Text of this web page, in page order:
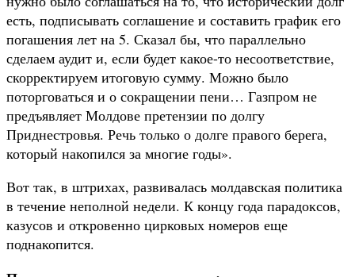
есть, подписывать соглашение и составить график его
погашения лет на 5. Сказал бы, что параллельно
сделаем аудит и, если будет какое-то несоответствие,
скорректируем итоговую сумму. Можно было
поторговаться и о сокращении пени… Газпром не
предъявляет Молдове претензии по долгу
Приднестровья. Речь только о долге правого берега,
который накопился за многие годы».
Вот так, в штрихах, развивалась молдавская политика
в течение неполной недели. К концу года парадоксов,
казусов и откровенно цирковых номеров еще
поднакопится.